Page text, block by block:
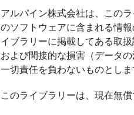
アルパイン株式会社は、この
のソフトウェアに含まれる情
イブラリーに掲載してある取
および間接的な損害（データ
一切責任を負わないものとしま
このライブラリーは、現在無